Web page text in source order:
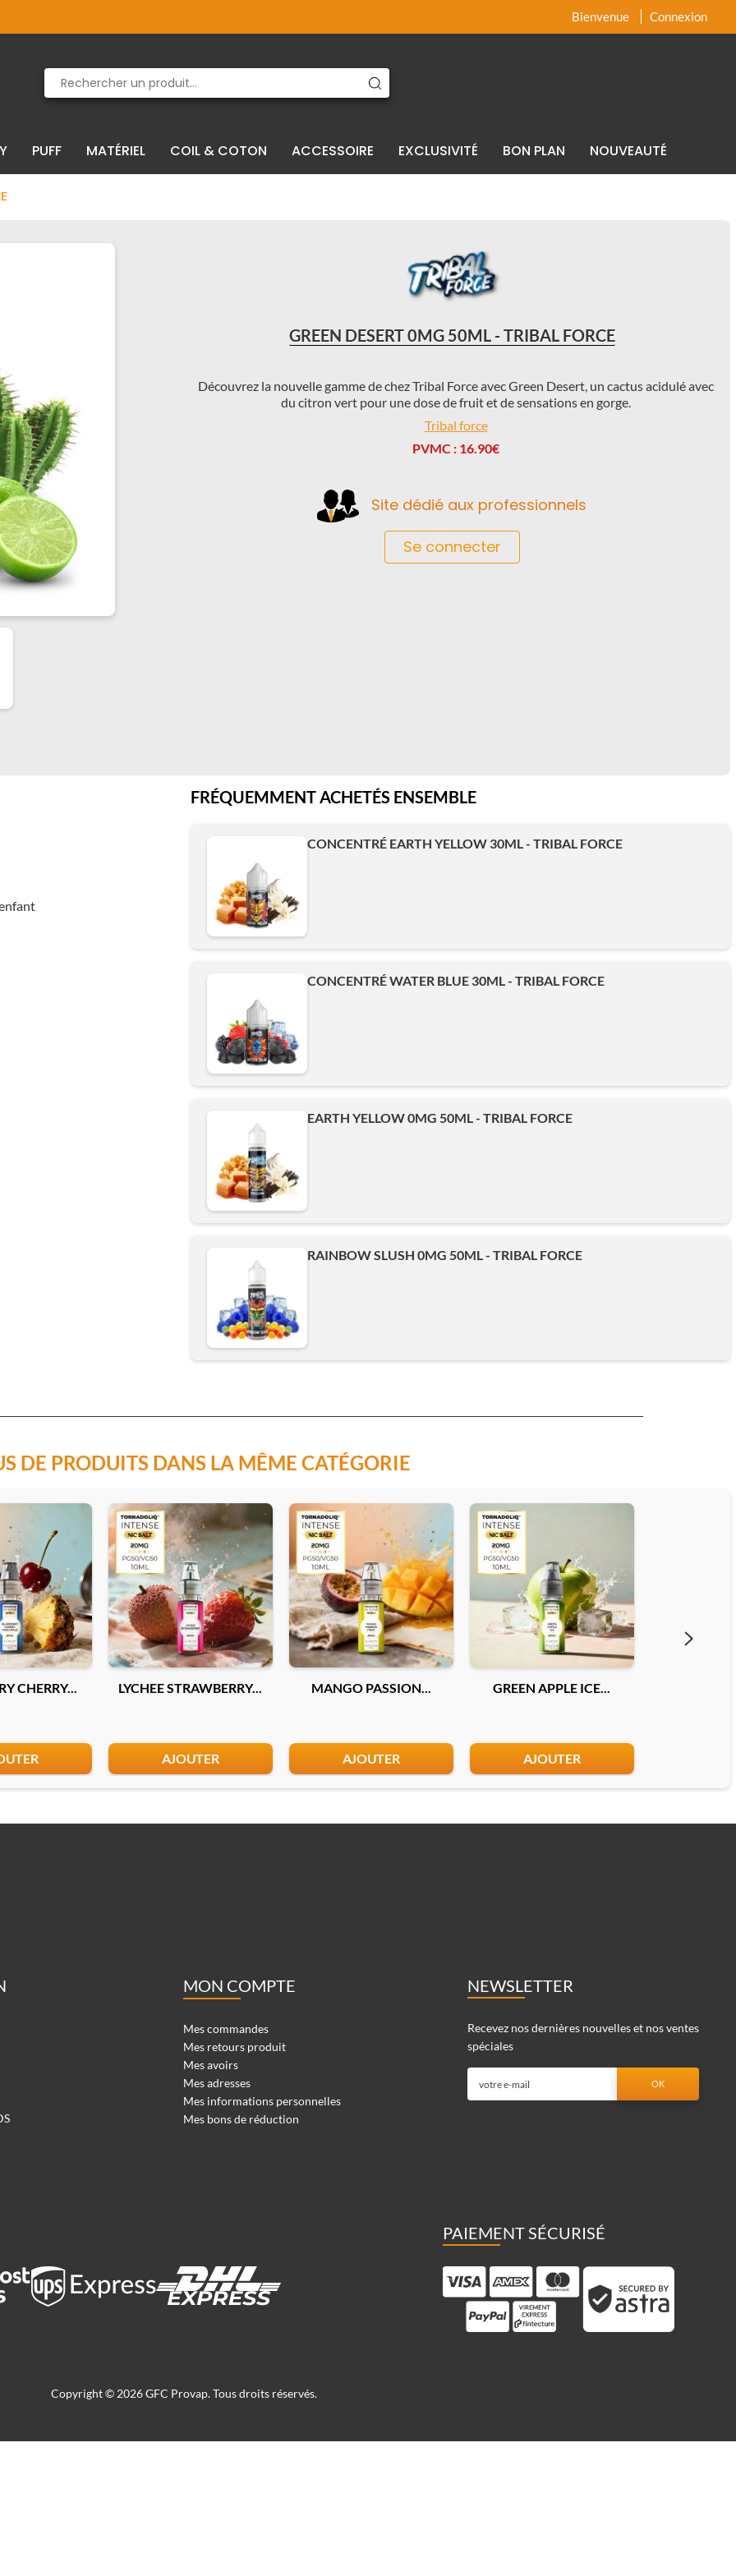
Bienvenue Connexion
PUFF MATÉRIEL COIL & COTON ACCESSOIRE EXCLUSIVITÉ BON PLAN NOUVEAUTÉ
GREEN DESERT 0MG 50ML - TRIBAL FORCE
Découvrez la nouvelle gamme de chez Tribal Force avec Green Desert, un cactus acidulé avec
du citron vert pour une dose de fruit et de sensations en gorge.
Tribal force
PVMC : 16.90€
Site dédié aux professionnels
Se connecter
FRÉQUEMMENT ACHETÉS ENSEMBLE
CONCENTRÉ EARTH YELLOW 30ML - TRIBAL FORCE
CONCENTRÉ WATER BLUE 30ML - TRIBAL FORCE
EARTH YELLOW 0MG 50ML - TRIBAL FORCE
RAINBOW SLUSH 0MG 50ML - TRIBAL FORCE
DE PRODUITS DANS LA MÊME CATÉGORIE
CHERRY... LYCHEE STRAWBERRY...
AJOUTER
MANGO PASSION...
AJOUTER
GREEN APPLE ICE...
AJOUTER
MON COMPTE
Mes commandes
Mes retours produit
Mes avoirs
Mes adresses
Mes informations personnelles
Mes bons de réduction
NEWSLETTER
Recevez nos dernières nouvelles et nos ventes
spéciales
PAIEMENT SÉCURISÉ
xx
Copyright © 2026 GFC Provap. Tous droits réservés.